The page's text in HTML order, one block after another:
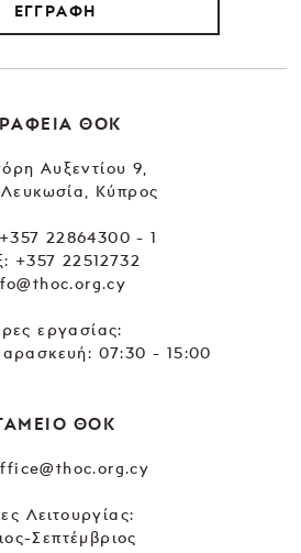
ΕΓΓΡΑΦΗ
ΘΟΚ
Αυξεντίου 9,
Κύπρος
+357 22864300 - 1
+357 22512732
εργασίας:
07:30 - 15:00
ΘΟΚ
Λειτουργίας:
Σεπτέμβριος